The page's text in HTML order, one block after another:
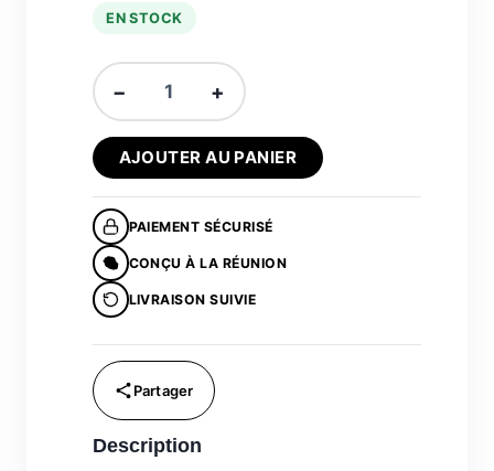
EN STOCK
−
MUG
Molé
Kok®
Piton
des
la
+
AJOUTER AU PANIER
PAIEMENT SÉCURISÉ
CONÇU À LA RÉUNION
LIVRAISON SUIVIE
Description